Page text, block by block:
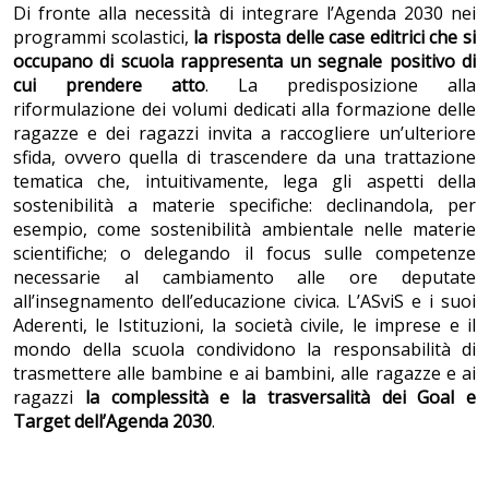
Di fronte alla necessità di integrare l’Agenda 2030 nei
programmi scolastici, la risposta delle case editrici che si
occupano di scuola rappresenta un segnale positivo di
cui prendere atto. La predisposizione alla
riformulazione dei volumi dedicati alla formazione delle
ragazze e dei ragazzi invita a raccogliere un’ulteriore
sfida, ovvero quella di trascendere da una trattazione
tematica che, intuitivamente, lega gli aspetti della
sostenibilità a materie specifiche: declinandola, per
esempio, come sostenibilità ambientale nelle materie
scientifiche; o delegando il focus sulle competenze
necessarie al cambiamento alle ore deputate
all’insegnamento dell’educazione civica. L’ASviS e i suoi
Aderenti, le Istituzioni, la società civile, le imprese e il
mondo della scuola condividono la responsabilità di
trasmettere alle bambine e ai bambini, alle ragazze e ai
ragazzi la complessità e la trasversalità dei Goal e
Target dell’Agenda 2030.